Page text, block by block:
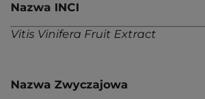
Nazwa INCI
Vitis Vinifera Fruit Extract
Nazwa Zwyczajowa